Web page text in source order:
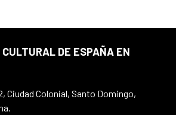
CULTURAL DE ESPAÑA EN
Ciudad Colonial, Santo Domingo,